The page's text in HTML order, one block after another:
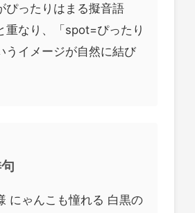
ぴったりはまる擬音語
重なり、「spot=ぴったり
うイメージが自然に結び
にゃんこも憧れる 白黒の